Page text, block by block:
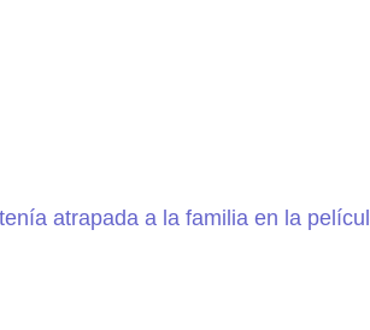
atrapada a la familia en la